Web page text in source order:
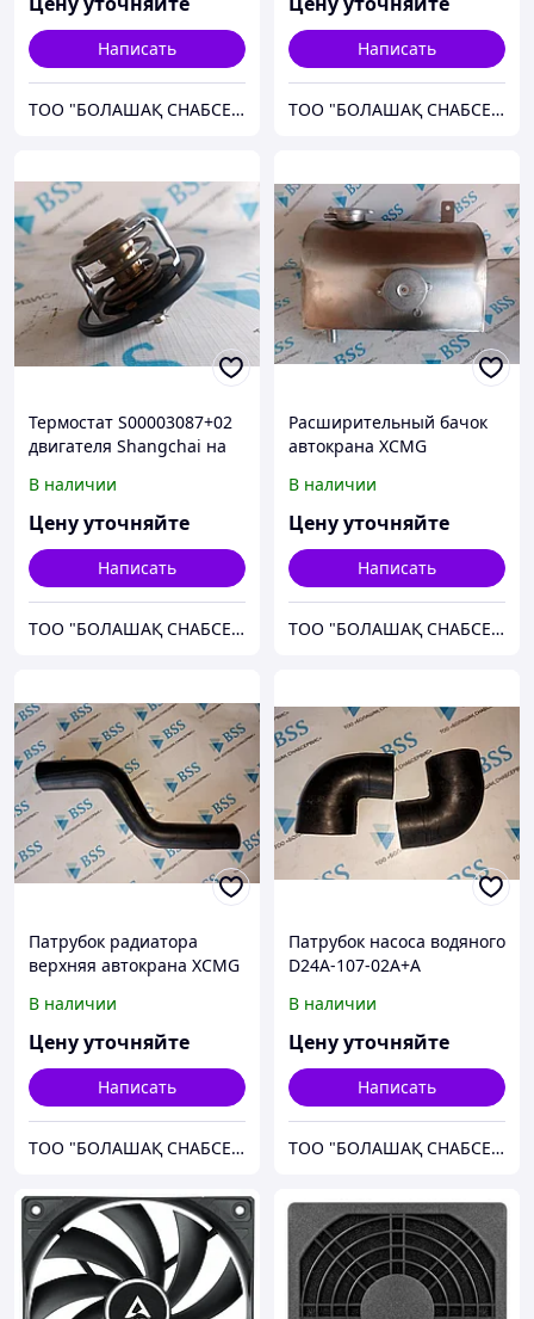
Написать
ТОО "БОЛАШАҚ СНАБСЕРВИС"
Написать
ТОО "БОЛАШАҚ СНАБСЕРВИС"
Термостат S00003087+02
двигателя Shangchai на
В наличии
Цену уточняйте
Написать
ТОО "БОЛАШАҚ СНАБСЕРВИС"
Расширительный бачок
автокрана XCMG
В наличии
Цену уточняйте
Написать
ТОО "БОЛАШАҚ СНАБСЕРВИС"
Патрубок радиатора
верхняя автокрана XCMG
В наличии
Цену уточняйте
Написать
ТОО "БОЛАШАҚ СНАБСЕРВИС"
Патрубок насоса водяного
D24A-107-02A+A
(SC8DK280Q3,
SC8DK260Q3,
SC8DK230Q3) автокрана
XCMG.
В наличии
Цену уточняйте
Написать
ТОО "БОЛАШАҚ СНАБСЕРВИС"